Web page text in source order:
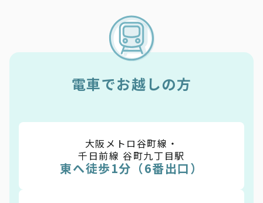
電車でお越しの方
大阪メトロ谷町線・
千日前線 谷町九丁目駅
東へ徒歩1分（6番出口）